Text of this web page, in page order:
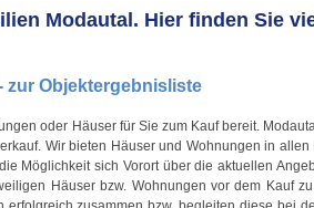
Modautal. Hier finden Sie
zur Objektergebnisliste
oder Häuser für Sie zum Kauf bereit.
Wir bieten Häuser und Wohnungen in allen
Möglichkeit sich Vorort über die aktuellen
Häuser bzw. Wohnungen vor dem Kauf